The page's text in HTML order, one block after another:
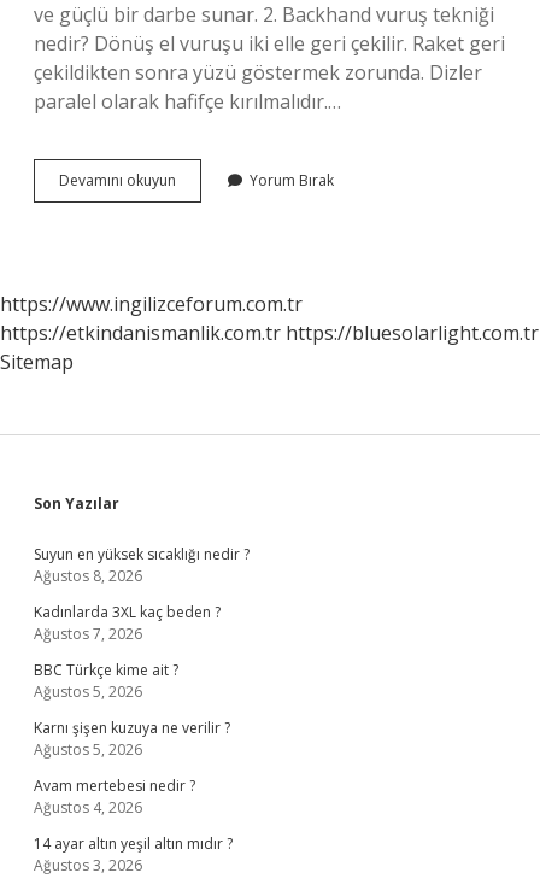
ve güçlü bir darbe sunar. 2. Backhand vuruş tekniği
nedir? Dönüş el vuruşu iki elle geri çekilir. Raket geri
çekildikten sonra yüzü göstermek zorunda. Dizler
paralel olarak hafifçe kırılmalıdır.…
Devamını okuyun Forehand
Vuruşu
Yorum Bırak
https://www.ingilizceforum.com.tr
https://etkindanismanlik.com.tr https://bluesolarlight.com.tr
Sitemap
Sidebar
Son Yazılar
Suyun en yüksek sıcaklığı nedir ?
Ağustos 8, 2026
Kadınlarda 3XL kaç beden ?
Ağustos 7, 2026
BBC Türkçe kime ait ?
Ağustos 5, 2026
Karnı şişen kuzuya ne verilir ?
Ağustos 5, 2026
Avam mertebesi nedir ?
Ağustos 4, 2026
14 ayar altın yeşil altın mıdır ?
Ağustos 3, 2026